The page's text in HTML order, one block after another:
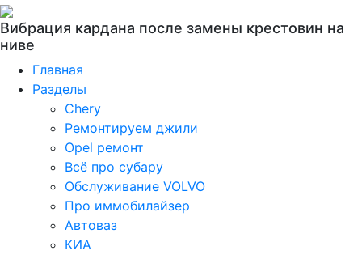
Вибрация кардана после замены крестовин на
ниве
Главная
Разделы
Chery
Ремонтируем джили
Opel ремонт
Всё про субару
Обслуживание VOLVO
Про иммобилайзер
Автоваз
КИА